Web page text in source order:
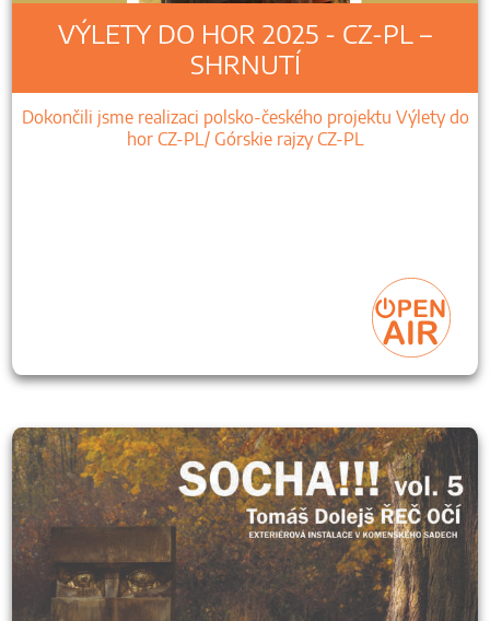
VÝLETY DO HOR 2025 - CZ-PL –
SHRNUTÍ
Dokončili jsme realizaci polsko-českého projektu Výlety do
hor CZ-PL/ Górskie rajzy CZ-PL